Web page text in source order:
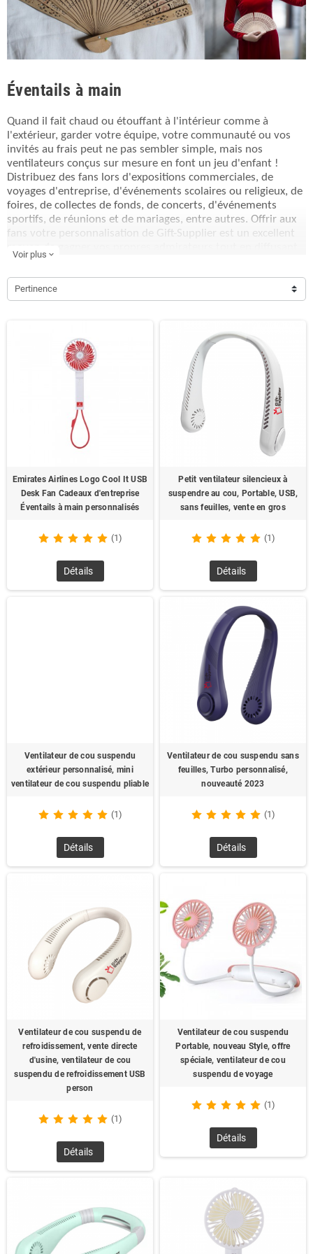
Éventails à main
Quand il fait chaud ou étouffant à l'intérieur comme à
l'extérieur, garder votre équipe, votre communauté ou vos
invités au frais peut ne pas sembler simple, mais nos
ventilateurs conçus sur mesure en font un jeu d'enfant !
Distribuez des fans lors d'expositions commerciales, de
voyages d'entreprise, d'événements scolaires ou religieux, de
foires, de collectes de fonds, de concerts, d'événements
sportifs, de réunions et de mariages, entre autres. Offrir aux
fans votre personnalisation de Gift-Supplier est un excellent
votre message ou en faisant la publicité de votre entreprise.
Voir plus expand_more
Pertinence
Emirates Airlines Logo Cool It USB
Desk Fan Cadeaux d'entreprise
Éventails à main personnalisés
(1)
Détails
Petit ventilateur silencieux à
suspendre au cou, Portable, USB,
sans feuilles, vente en gros
(1)
Détails
Ventilateur de cou suspendu
extérieur personnalisé, mini
ventilateur de cou suspendu pliable
(1)
Détails
Ventilateur de cou suspendu sans
feuilles, Turbo personnalisé,
nouveauté 2023
(1)
Détails
Ventilateur de cou suspendu de
refroidissement, vente directe
d'usine, ventilateur de cou
suspendu de refroidissement USB
person
(1)
Détails
Ventilateur de cou suspendu
Portable, nouveau Style, offre
spéciale, ventilateur de cou
suspendu de voyage
(1)
Détails